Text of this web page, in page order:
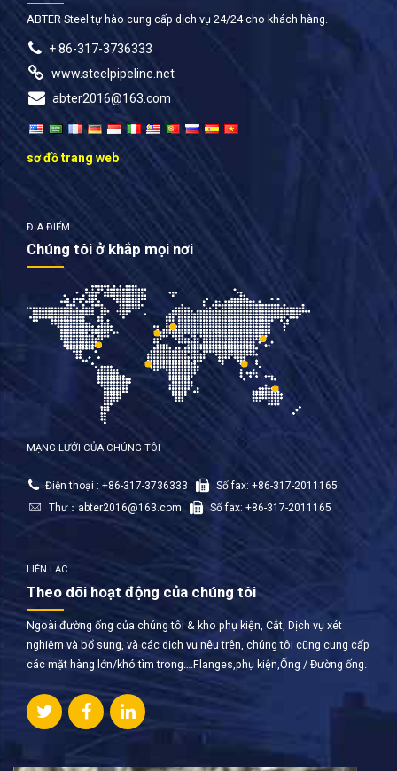
ABTER Steel tự hào cung cấp dịch vụ 24/24 cho khách hàng.
+ 86-317-3736333
www.steelpipeline.net
abter2016@163.com
sơ đồ trang web
ĐỊA ĐIỂM
Chúng tôi ở khắp mọi nơi
MẠNG LƯỚI CỦA CHÚNG TÔI
Điện thoại : +86-317-3736333
Số fax: +86-317-2011165
Thư： abter2016@163.com Số fax: +86-317-2011165
LIÊN LẠC
Theo dõi hoạt động của chúng tôi
Ngoài đường ống của chúng tôi & kho phụ kiện, Cắt, Dịch vụ xét
nghiệm và bổ sung, và các dịch vụ nêu trên, chúng tôi cũng cung cấp
các mặt hàng lớn/khó tìm trong….Flanges,phụ kiện,Ống / Đường ống.